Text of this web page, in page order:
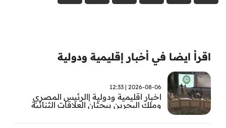
اقرأ ايضا في أخبار إقليمية ودولية
2026-08-06 | 12:33
اخبار اقليمية ودولية |الرئيس المصري
وملك البحرين يبحثان العلاقات الثنائية